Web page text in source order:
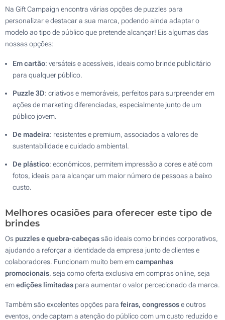
Na Gift Campaign encontra várias opções de puzzles para
personalizar e destacar a sua marca, podendo ainda adaptar o
modelo ao tipo de público que pretende alcançar! Eis algumas das
nossas opções:
Em cartão: versáteis e acessíveis, ideais como brinde publicitário
para qualquer público.
Puzzle 3D: criativos e memoráveis, perfeitos para surpreender em
ações de marketing diferenciadas, especialmente junto de um
público jovem.
De madeira: resistentes e premium, associados a valores de
sustentabilidade e cuidado ambiental.
De plástico: económicos, permitem impressão a cores e até com
fotos, ideais para alcançar um maior número de pessoas a baixo
custo.
Melhores ocasiões para oferecer este tipo de
brindes
Os puzzles e quebra-cabeçassão ideais como brindes corporativos,
ajudando a reforçar a identidade da empresa junto de clientes e
colaboradores. Funcionam muito bem emcampanhas
promocionais, seja como oferta exclusiva em compras online, seja
emedições limitadas para aumentar o valor percecionado da marca.
Também são excelentes opções para feiras, congressose outros
eventos, onde captam a atenção do público com um custo reduzido e